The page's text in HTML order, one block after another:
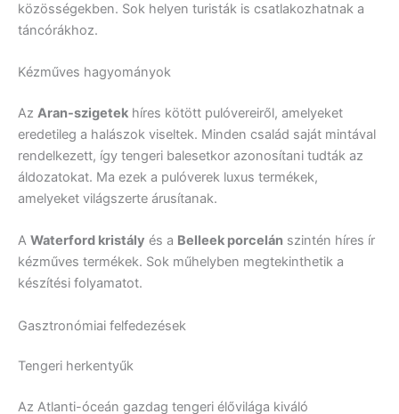
közösségekben. Sok helyen turisták is csatlakozhatnak a
táncórákhoz.
Kézműves hagyományok
Az Aran-szigetek híres kötött pulóvereiről, amelyeket
eredetileg a halászok viseltek. Minden család saját mintával
rendelkezett, így tengeri balesetkor azonosítani tudták az
áldozatokat. Ma ezek a pulóverek luxus termékek,
amelyeket világszerte árusítanak.
A Waterford kristály és a Belleek porcelán szintén híres ír
kézműves termékek. Sok műhelyben megtekinthetik a
készítési folyamatot.
Gasztronómiai felfedezések
Tengeri herkentyűk
Az Atlanti-óceán gazdag tengeri élővilága kiváló